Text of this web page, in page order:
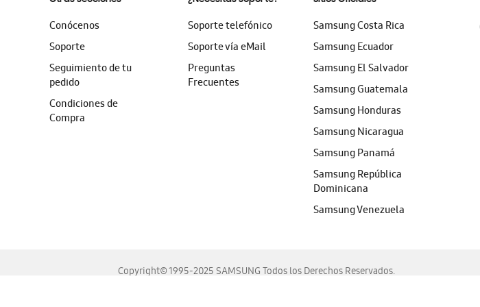
Conócenos
Soporte
Seguimiento de tu
pedido
Condiciones de
Compra
Soporte telefónico
Soporte vía eMail
Preguntas
Frecuentes
Samsung Costa Rica
Samsung Ecuador
Samsung El Salvador
Samsung Guatemala
Samsung Honduras
Samsung Nicaragua
Samsung Panamá
Samsung República
Dominicana
Samsung Venezuela
Copyright© 1995-2025 SAMSUNG Todos los Derechos Reservados.